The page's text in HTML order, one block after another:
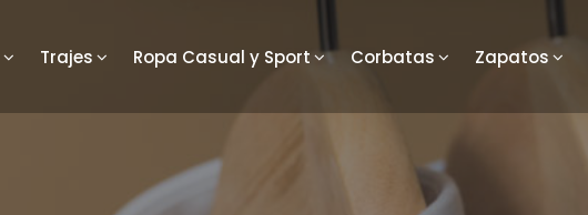
Trajes Ropa Casual y Sport Corbatas Zapatos